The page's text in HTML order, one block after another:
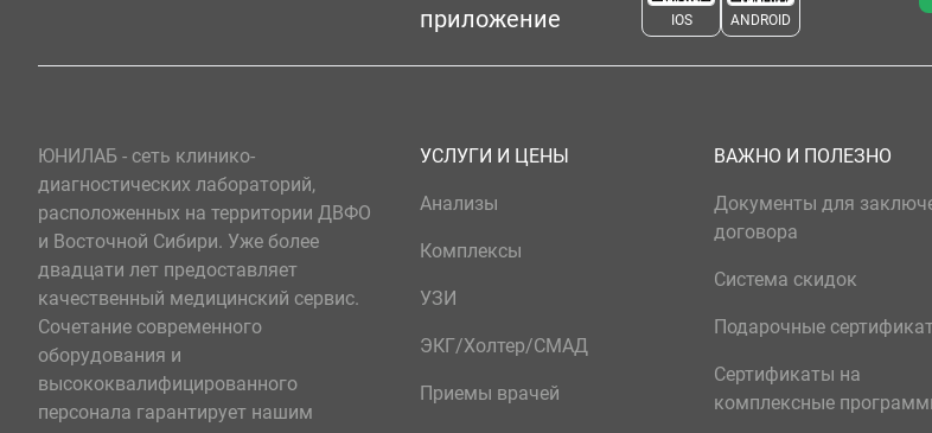
приложение
IOS ANDROID
ЮНИЛАБ - сеть клинико-
диагностических лабораторий,
расположенных на территории ДВФО
и Восточной Сибири. Уже более
двадцати лет предоставляет
качественный медицинский сервис.
Сочетание современного
оборудования и
высококвалифицированного
персонала гарантирует нашим
УСЛУГИ И ЦЕНЫ
Анализы
Комплексы
УЗИ
ЭКГ/Холтер/СМАД
Приемы врачей
ВАЖНО И ПОЛЕЗНО
Документы для
договора
Система скидок
Подарочные
Сертификаты на
комплексные